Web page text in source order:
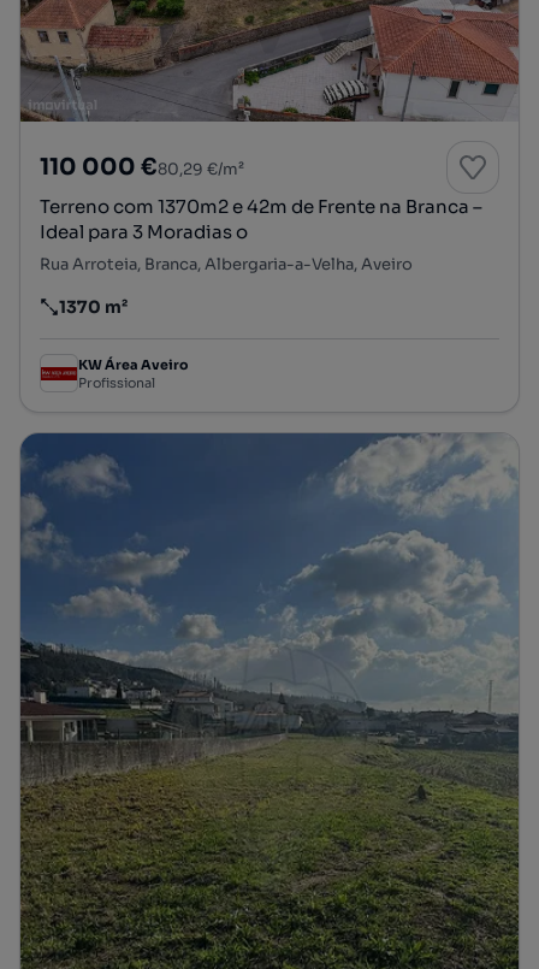
110 000 €80,29 €/m²
Terreno com 1370m2 e 42m de Frente na Branca –
Ideal para 3 Moradias o
Rua Arroteia, Branca, Albergaria-a-Velha, Aveiro
Preço por metro quadrado
1370 m²
KW Área Aveiro
Profissional